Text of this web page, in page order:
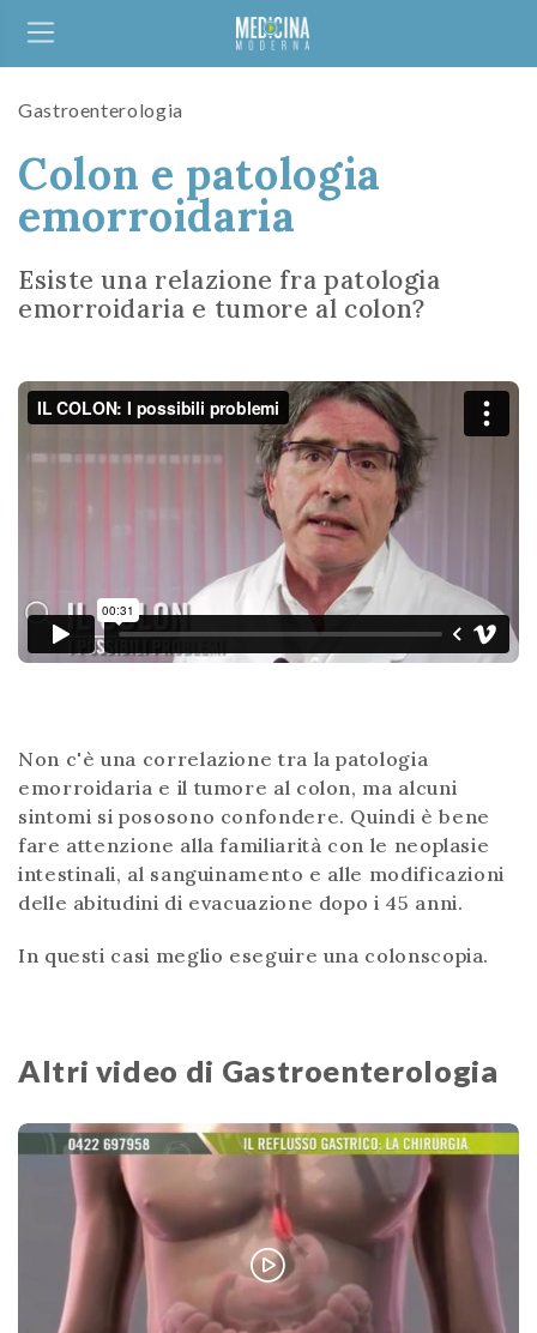
Gastroenterologia
Colon e patologia
emorroidaria
Esiste una relazione fra patologia
emorroidaria e tumore al colon?
Non c'è una correlazione tra la patologia
emorroidaria e il tumore al colon, ma alcuni
sintomi si pososono confondere. Quindi è bene
fare attenzione alla familiarità con le neoplasie
intestinali, al sanguinamento e alle modificazioni
delle abitudini di evacuazione dopo i 45 anni.
In questi casi meglio eseguire una colonscopia.
Altri video di Gastroenterologia